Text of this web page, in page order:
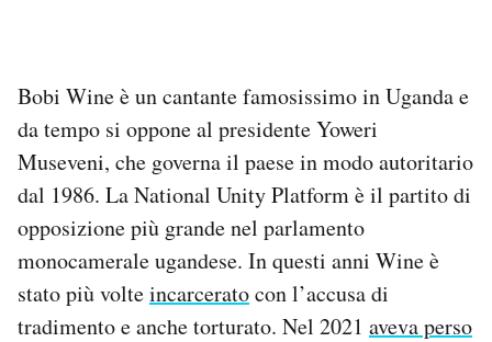
Bobi Wine è un cantante famosissimo in Uganda e
da tempo si oppone al presidente Yoweri
Museveni, che governa il paese in modo autoritario
dal 1986. La National Unity Platform è il partito di
opposizione più grande nel parlamento
monocamerale ugandese. In questi anni Wine è
stato più volteincarceratocon l’accusa di
tradimento e anche torturato. Nel 2021 aveva perso